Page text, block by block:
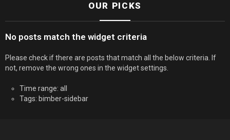
OUR PICKS
No posts match the widget criteria
Please check if there are posts that match all the below criteria. If
not, remove the wrong ones in the widget settings.
Time range: all
Tags: bimber-sidebar